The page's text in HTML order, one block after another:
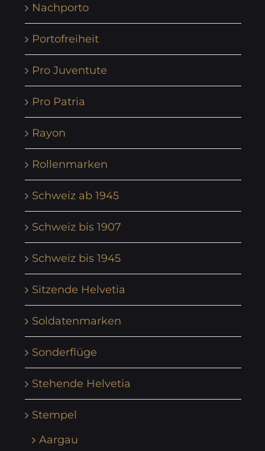
Nachporto
Portofreiheit
Pro Juventute
Pro Patria
Rayon
Rollenmarken
Schweiz ab 1945
Schweiz bis 1907
Schweiz bis 1945
Sitzende Helvetia
Soldatenmarken
Sonderflüge
Stehende Helvetia
Stempel
Aargau